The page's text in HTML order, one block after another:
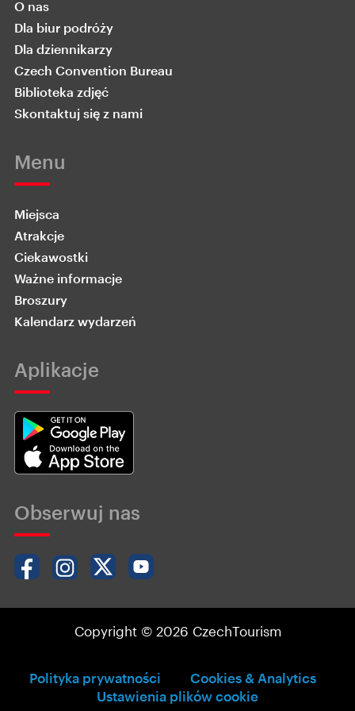
O nas
Dla biur podróży
Dla dziennikarzy
Czech Convention Bureau
Biblioteka zdjęć
Skontaktuj się z nami
Menu
Miejsca
Atrakcje
Ciekawostki
Ważne informacje
Broszury
Kalendarz wydarzeń
Aplikacje
Obserwuj nas
Copyright © 2026 CzechTourism
Polityka prywatności
Cookies & Analytics
Ustawienia plików cookie